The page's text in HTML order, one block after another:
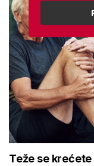
Teže se